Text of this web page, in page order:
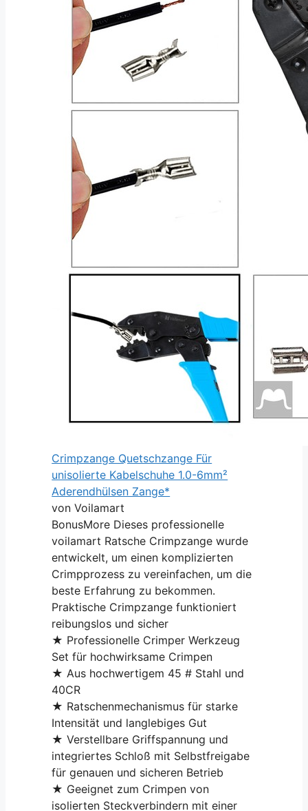
Crimpzange Quetschzange Für
unisolierte Kabelschuhe 1.0-6mm²
Aderendhülsen Zange*
von Voilamart
BonusMore Dieses professionelle
voilamart Ratsche Crimpzange wurde
entwickelt, um einen komplizierten
Crimpprozess zu vereinfachen, um die
beste Erfahrung zu bekommen.
Praktische Crimpzange funktioniert
reibungslos und sicher
★ Professionelle Crimper Werkzeug
Set für hochwirksame Crimpen
★ Aus hochwertigem 45 # Stahl und
40CR
★ Ratschenmechanismus für starke
Intensität und langlebiges Gut
★ Verstellbare Griffspannung und
integriertes Schloß mit Selbstfreigabe
für genauen und sicheren Betrieb
★ Geeignet zum Crimpen von
isolierten Steckverbindern mit einer